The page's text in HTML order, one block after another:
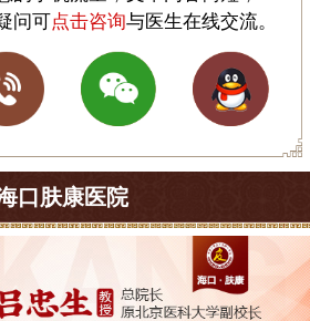
问可点击咨询与医生在线交流。
口肤康医院